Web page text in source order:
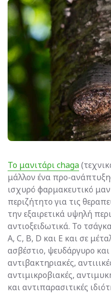
Το μανιτάρι chaga
μάλλον ένα προ-
ισχυρό φαρμακευτικό
περιζήτητο για τις
την εξαιρετικά υψηλή
αντιοξειδωτικά. Το
A, C, B, D και E και σε
ασβέστιο, ψευδάργυρο
αντιβακτηριακές,
αντιμικροβιακές,
και αντιπαρασιτικές